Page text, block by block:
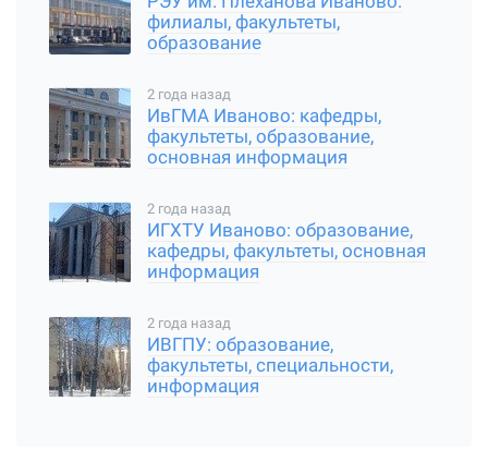
филиалы, факультеты,
образование
2 года назад
ИвГМА Иваново: кафедры,
факультеты, образование,
основная информация
2 года назад
ИГХТУ Иваново: образование,
кафедры, факультеты, основная
информация
2 года назад
ИВГПУ: образование,
факультеты, специальности,
информация